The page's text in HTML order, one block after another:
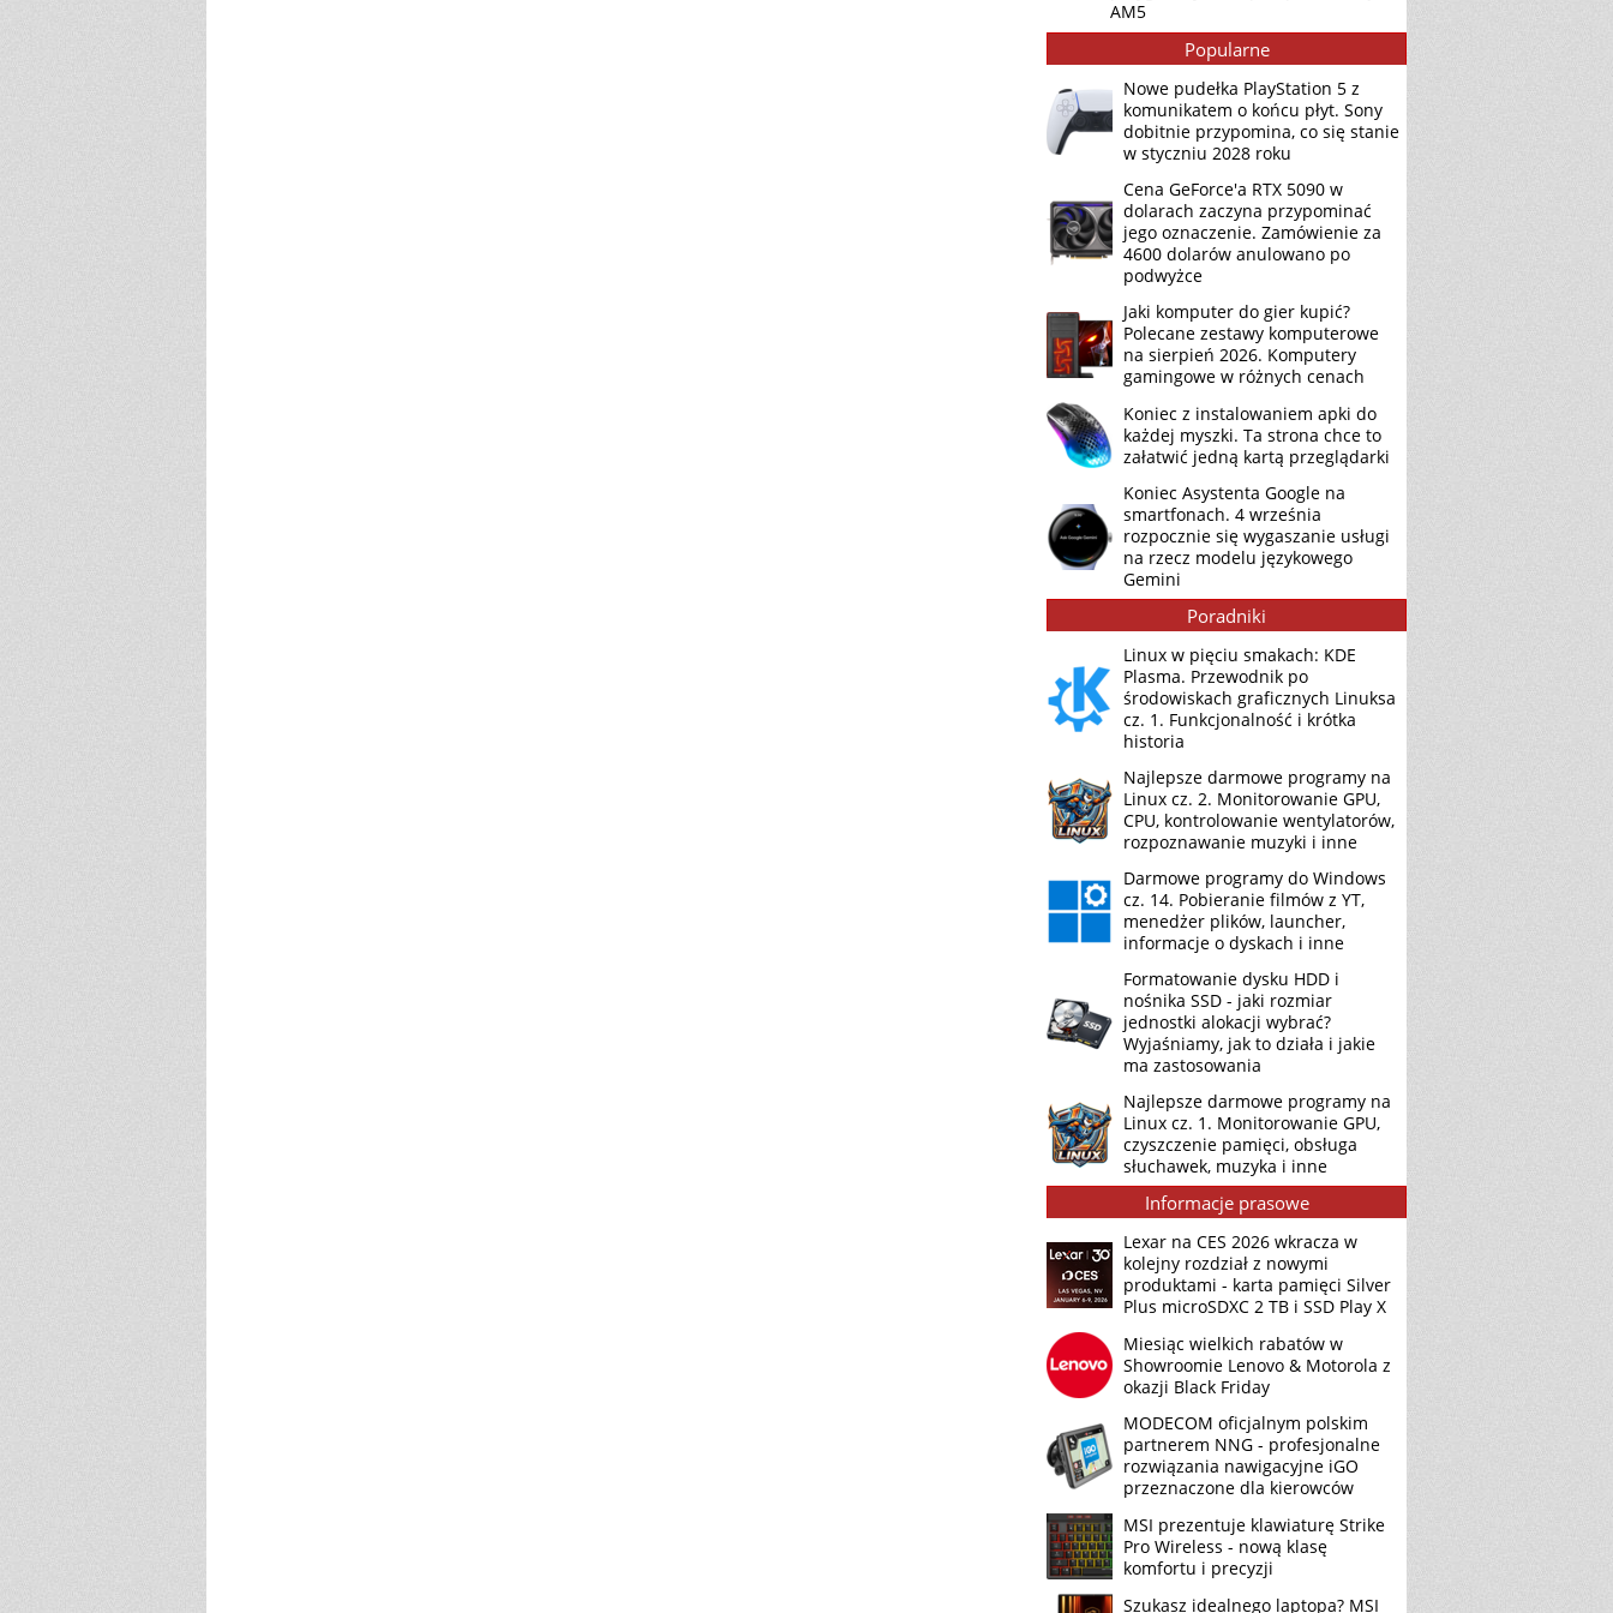
AM5
Popularne
Nowe pudełka PlayStation 5 z
komunikatem o końcu płyt. Sony
dobitnie przypomina, co się stanie
w styczniu 2028 roku
Cena GeForce'a RTX 5090 w
dolarach zaczyna przypominać
jego oznaczenie. Zamówienie za
4600 dolarów anulowano po
podwyżce
Jaki komputer do gier kupić?
Polecane zestawy komputerowe
na sierpień 2026. Komputery
gamingowe w różnych cenach
Koniec z instalowaniem apki do
każdej myszki. Ta strona chce to
załatwić jedną kartą przeglądarki
Koniec Asystenta Google na
smartfonach. 4 września
rozpocznie się wygaszanie usługi
na rzecz modelu językowego
Gemini
Poradniki
Linux w pięciu smakach: KDE
Plasma. Przewodnik po
środowiskach graficznych Linuksa
cz. 1. Funkcjonalność i krótka
historia
Najlepsze darmowe programy na
Linux cz. 2. Monitorowanie GPU,
CPU, kontrolowanie wentylatorów,
rozpoznawanie muzyki i inne
Darmowe programy do Windows
cz. 14. Pobieranie filmów z YT,
menedżer plików, launcher,
informacje o dyskach i inne
Formatowanie dysku HDD i
nośnika SSD - jaki rozmiar
jednostki alokacji wybrać?
Wyjaśniamy, jak to działa i jakie
ma zastosowania
Najlepsze darmowe programy na
Linux cz. 1. Monitorowanie GPU,
czyszczenie pamięci, obsługa
słuchawek, muzyka i inne
Informacje prasowe
Lexar na CES 2026 wkracza w
kolejny rozdział z nowymi
produktami - karta pamięci Silver
Plus microSDXC 2 TB i SSD Play X
Miesiąc wielkich rabatów w
Showroomie Lenovo & Motorola z
okazji Black Friday
MODECOM oficjalnym polskim
partnerem NNG - profesjonalne
rozwiązania nawigacyjne iGO
przeznaczone dla kierowców
MSI prezentuje klawiaturę Strike
Pro Wireless - nową klasę
komfortu i precyzji
Szukasz idealnego laptopa? MSI